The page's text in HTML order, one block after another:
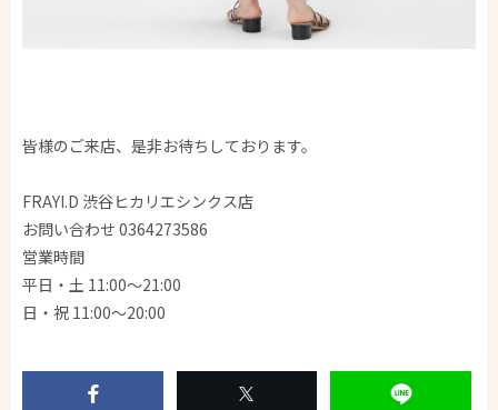
皆様のご来店、是非お待ちしております。
FRAYI.D 渋谷ヒカリエシンクス店
お問い合わせ 0364273586
営業時間
平日・土 11:00～21:00
日・祝 11:00〜20:00